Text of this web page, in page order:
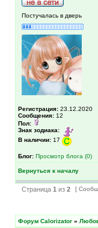
Постучалась в дверь
Регистрация: 23.12.2020
Сообщения: 12
Пол:
Знак зодиака:
В наличии: 17
Блог: Просмотр блога (0)
Вернуться к началу
Страница 1 из 2 [
Форум Calorizator »